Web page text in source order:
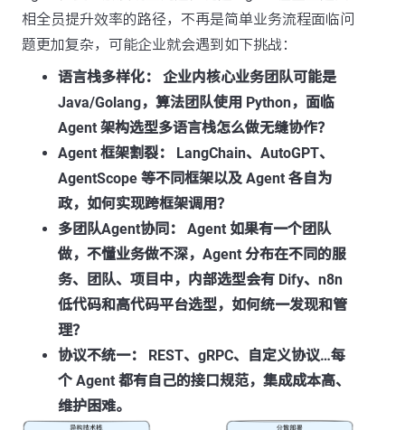
相全员提升效率的路径，不再是简单业务流程面临问
题更加复杂，可能企业就会遇到如下挑战：
语言栈多样化：
企业内核心业务团队可能是
Java/Golang，算法团队使用 Python，面临
Agent 架构选型多语言栈怎么做无缝协作？
Agent 框架割裂：
LangChain、AutoGPT、
AgentScope 等不同框架以及 Agent 各自为
政，如何实现跨框架调用？
多团队Agent协同：
Agent 如果有一个团队
做，不懂业务做不深，Agent 分布在不同的服
务、团队、项目中，内部选型会有 Dify、n8n
低代码和高代码平台选型，如何统一发现和管
理？
协议不统一：
REST、gRPC、自定义协议…每
个 Agent 都有自己的接口规范，集成成本高、
维护困难。